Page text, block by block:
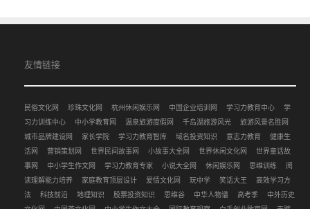
友情链接
民俗文化网 珍珠文化网 杭州休闲娱乐网 中国企业培训网 学习力教育中心
学
习力训练中心
中小学教育网 温泉旅游度假网 千岛湖旅游风光
旅游风景名胜网
城市品牌建设网
家长学院 学习力教育智库 域名投资知识 意志力教育
健康生
活网
营销策划网 世界民间故事网 小故事大全网 世界休闲文化网
世界童话故
事网
中小学生作文网 学习力教育专家 小说大全网 休闲娱乐网 思维训练
阅
读理解能力培养
家庭教育顶层设计 爱情文化网 玩中学 笑话大王
高效学习方
法
科技前沿 地理知识 股票投资知识 思维谷 中华人物谱 高考季
中外历史